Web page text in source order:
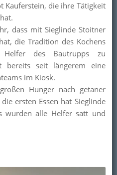
Kauferstein, die ihre Tätigkeit
dass mit Sieglinde Stoitner
die Tradition des Kochens
des Bautrupps zu
bereits seit längerem eine
im Kiosk.
Hunger nach getaner
ersten Essen hat Sieglinde
wurden alle Helfer satt und